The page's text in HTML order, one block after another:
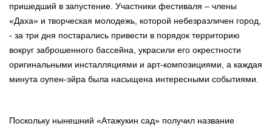
пришедший в запустение. Участники фестиваля – члены
«Даха» и творческая молодежь, которой небезразличен город,
- за три дня постарались привести в порядок территорию
вокруг заброшенного бассейна, украсили его окрестности
оригинальными инсталляциями и арт-композициями, а каждая
минута оупен-эйра была насыщена интересными событиями.
Поскольку нынешний «Атажукин сад» получил название